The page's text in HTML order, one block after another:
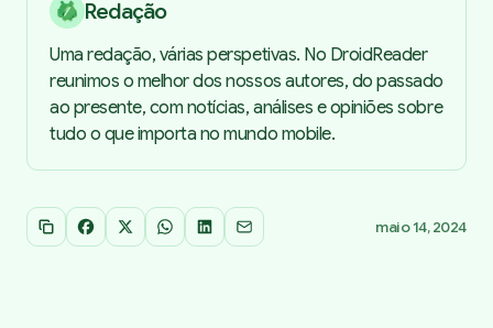
Redação
Uma redação, várias perspetivas. No DroidReader
reunimos o melhor dos nossos autores, do passado
ao presente, com notícias, análises e opiniões sobre
tudo o que importa no mundo mobile.
Copiar link
Facebook
X WhatsApp
LinkedInEmail maio 14, 2024